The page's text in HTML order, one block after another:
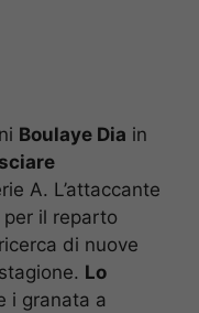
Boulaye Dia in
A. L’attaccante
il reparto
di nuove
Lo
i granata a